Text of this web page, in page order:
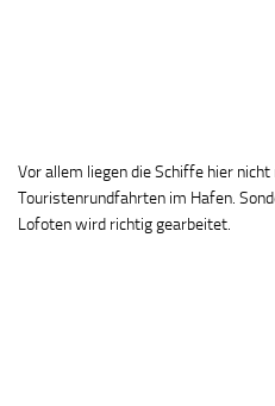
Vor allem liegen die Schiffe hier
Touristenrundfahrten im Hafen.
Lofoten wird richtig gearbeitet.